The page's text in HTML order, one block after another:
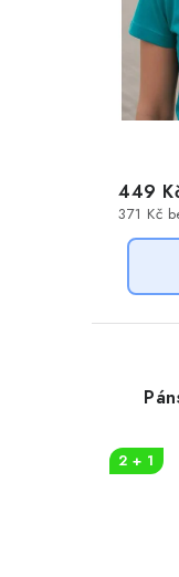
371 Kč
449
2 + 1